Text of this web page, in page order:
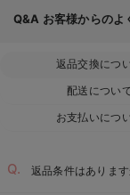
Q&A お客様からのよ
返品交換につ
配送につい
お支払いにつ
返品条件はあります